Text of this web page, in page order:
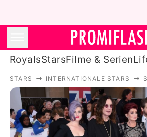
RoyalsStarsFilme & Serien
Royals
Stars
Filme & Serien
STARS INTERNATIONALE STARS